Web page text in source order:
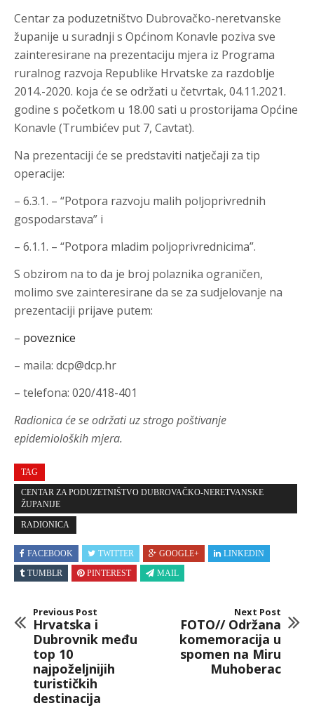
Centar za poduzetništvo Dubrovačko-neretvanske
županije u suradnji s Općinom Konavle poziva sve
zainteresirane na prezentaciju mjera iz Programa
ruralnog razvoja Republike Hrvatske za razdoblje
2014.-2020. koja će se održati u četvrtak, 04.11.2021.
godine s početkom u 18.00 sati u prostorijama Općine
Konavle (Trumbićev put 7, Cavtat).
Na prezentaciji će se predstaviti natječaji za tip
operacije:
– 6.3.1. – “Potpora razvoju malih poljoprivrednih
gospodarstava” i
– 6.1.1. – “Potpora mladim poljoprivrednicima”.
S obzirom na to da je broj polaznika ograničen,
molimo sve zainteresirane da se za sudjelovanje na
prezentaciji prijave putem:
– poveznice
– maila: dcp@dcp.hr
– telefona: 020/418-401
Radionica će se održati uz strogo poštivanje
epidemioloških mjera.
TAG
CENTAR ZA PODUZETNIŠTVO DUBROVAČKO-NERETVANSKE
ŽUPANIJE
RADIONICA
FACEBOOK TWITTER GOOGLE+
LINKEDIN
TUMBLR
PINTEREST MAIL
Previous Post
Hrvatska i
Dubrovnik među
top 10
najpoželjnijih
turističkih
destinacija
Next Post
FOTO// Održana
komemoracija u
spomen na Miru
Muhoberac